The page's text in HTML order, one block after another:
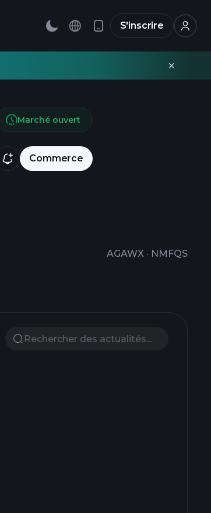
S'inscrire
Commerce
AGAWX · NMFQS
Marché ouvert